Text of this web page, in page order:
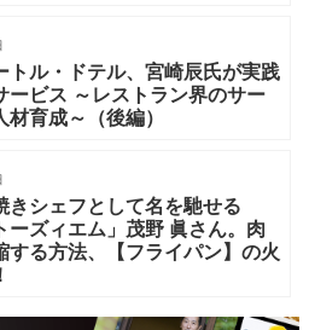
トル・ドテル、宮崎辰氏が実践
ービス ～レストラン界のサー
材育成～（後編）
きシェフとして名を馳せる
ーズィエム」茂野 眞さん。肉
する方法、【フライパン】の火